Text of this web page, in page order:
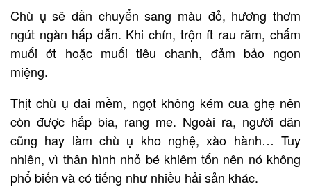
Chù ụ sẽ dần chuyển sang màu đỏ, hương thơm
ngút ngàn hấp dẫn. Khi chín, trộn ít rau răm, chấm
muối ớt hoặc muối tiêu chanh, đảm bảo ngon
miệng.
Thịt chù ụ dai mềm, ngọt không kém cua ghẹ nên
còn được hấp bia, rang me. Ngoài ra, người dân
cũng hay làm chù ụ kho nghệ, xào hành… Tuy
nhiên, vì thân hình nhỏ bé khiêm tốn nên nó không
phổ biến và có tiếng như nhiều hải sản khác.